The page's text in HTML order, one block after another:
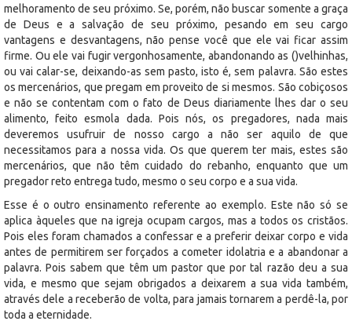
melhoramento de seu próximo. Se, porém, não buscar somente a graça
de Deus e a salvação de seu próximo, pesando em seu cargo
vantagens e desvantagens, não pense você que ele vai ficar assim
firme. Ou ele vai fugir vergonhosamente, abandonando as ()velhinhas,
ou vai calar-se, deixando-as sem pasto, isto é, sem palavra. São estes
os mercenários, que pregam em proveito de si mesmos. São cobiçosos
e não se contentam com o fato de Deus diariamente lhes dar o seu
alimento, feito esmola dada. Pois nós, os pregadores, nada mais
deveremos usufruir de nosso cargo a não ser aquilo de que
necessitamos para a nossa vida. Os que querem ter mais, estes são
mercenários, que não têm cuidado do rebanho, enquanto que um
pregador reto entrega tudo, mesmo o seu corpo e a sua vida.
Esse é o outro ensinamento referente ao exemplo. Este não só se
aplica àqueles que na igreja ocupam cargos, mas a todos os cristãos.
Pois eles foram chamados a confessar e a preferir deixar corpo e vida
antes de permitirem ser forçados a cometer idolatria e a abandonar a
palavra. Pois sabem que têm um pastor que por tal razão deu a sua
vida, e mesmo que sejam obrigados a deixarem a sua vida também,
através dele a receberão de volta, para jamais tornarem a perdê-la, por
toda a eternidade.